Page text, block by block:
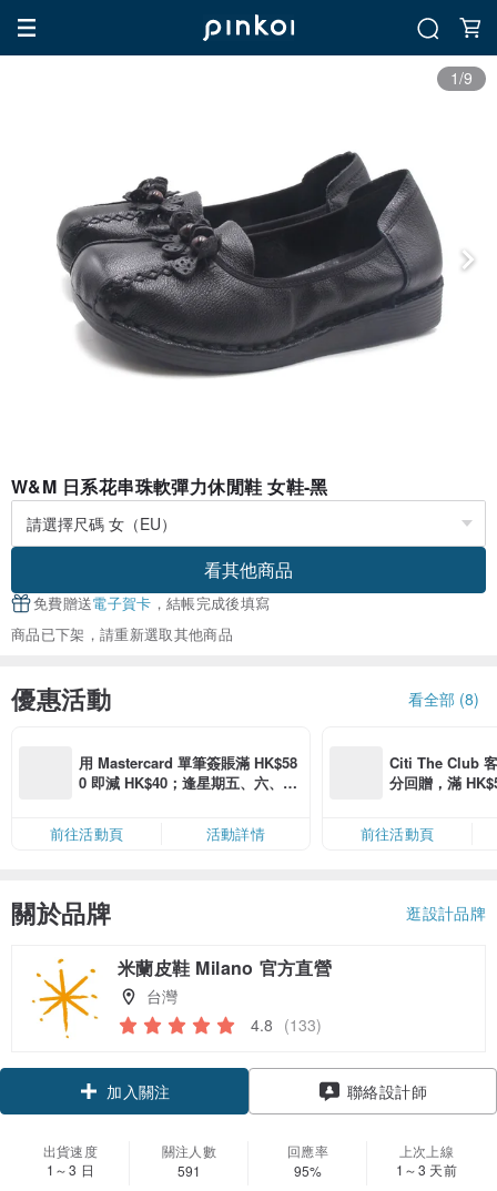
1/9
W&M 日系花串珠軟彈力休閒鞋 女鞋-黑
看其他商品
免費贈送電子賀卡 ，結帳完成後填寫
商品已下架，請重新選取其他商品
優惠活動 看全部 (8)
用 Mastercard 單筆簽賬滿 HK$58
0 即減 HK$40；逢星期五、六、日
限，額滿即止，僅限「常用信用
卡」結帳）
前往活動頁 活動詳情
Citi The Club
分回贈，滿
前往活動頁
關於品牌 逛設計品牌
米蘭皮鞋 Milano 官方直營
台灣
4.8 (133)
加入關注 聯絡設計師
出貨速度
1～3 日
關注人數
591
回應率
95%
上次上線
1～3 天前